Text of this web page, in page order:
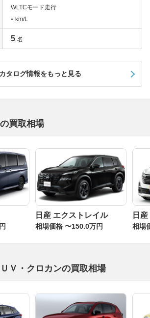
WLTCモード走行
- km/L
5 名
カタログ情報をもっと見る
買取相場
日産 エクストレイル
相場価格 〜150.0万円
日
相場
Ｖ・クロカンの買取相場